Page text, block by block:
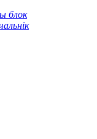
блок